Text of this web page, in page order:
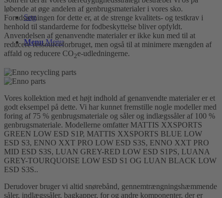
Søg
Menu Menu
løbende at øge andelen af genbrugsmaterialer i vores sko.
Forudsætningen for dette er, at de strenge kvalitets- og testkrav i
henhold til standarderne for fodbeskyttelse bliver opfyldt.
Anvendelsen af genanvendte materialer er ikke kun med til at
reducere ressourceforbruget, men også til at minimere mængden af
affald og reducere CO2e-udledningerne.
Vores kollektion med et højt indhold af genanvendte materialer er et
godt eksempel på dette. Vi har kunnet fremstille nogle modeller med
foring af 75 % genbrugsmateriale og såler og indlægssåler af 100 %
genbrugsmateriale. Modellerne omfatter MATTIS XXSPORTS
GREEN LOW ESD S1P, MATTIS XXSPORTS BLUE LOW
ESD S3, ENNO XXT PRO LOW ESD S3S, ENNO XXT PRO
MID ESD S3S, LUAN GREY-RED LOW ESD S1PS, LUANA
GREY-TOURQUOISE LOW ESD S1 OG LUAN BLACK LOW
ESD S3S..
Derudover bruger vi altid snørebånd, gennemtrængningshæmmende
såler, indlægssåler, bagkapper, for og andre komponenter, der er